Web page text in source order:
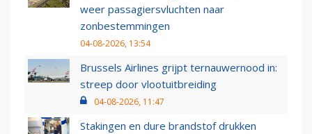
weer passagiersvluchten naar
zonbestemmingen
04-08-2026, 13:54
Brussels Airlines grijpt ternauwernood in:
streep door vlootuitbreiding
04-08-2026, 11:47
Stakingen en dure brandstof drukken